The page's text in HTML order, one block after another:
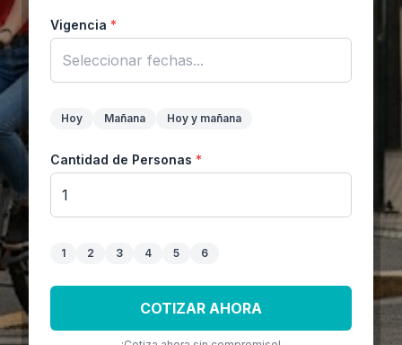
Vigencia *
Hoy Mañana Hoy y mañana
Cantidad de Personas *
1 2 3 4 5 6
COTIZAR AHORA